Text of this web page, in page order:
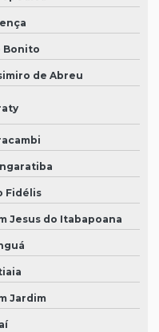
Bonito
de Abreu
Fidélis
Jesus do Itabapoana
Jardim